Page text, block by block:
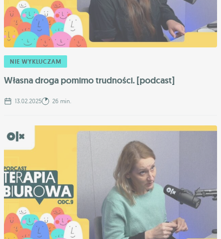
NIE WYKLUCZAM
Własna droga pomimo trudności. [podcast]
13.02.2025 26 min.